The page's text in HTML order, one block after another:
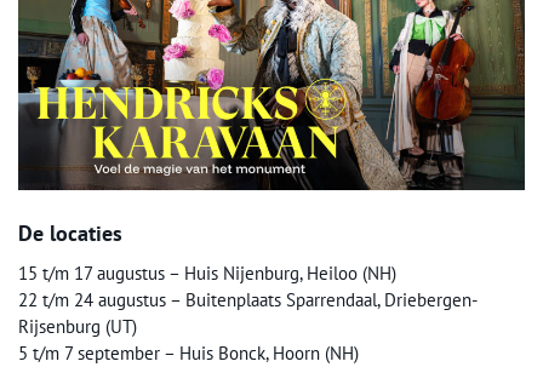
De locaties
15 t/m 17 augustus – Huis Nijenburg, Heiloo (NH)
22 t/m 24 augustus – Buitenplaats Sparrendaal, Driebergen-
Rijsenburg (UT)
5 t/m 7 september – Huis Bonck, Hoorn (NH)